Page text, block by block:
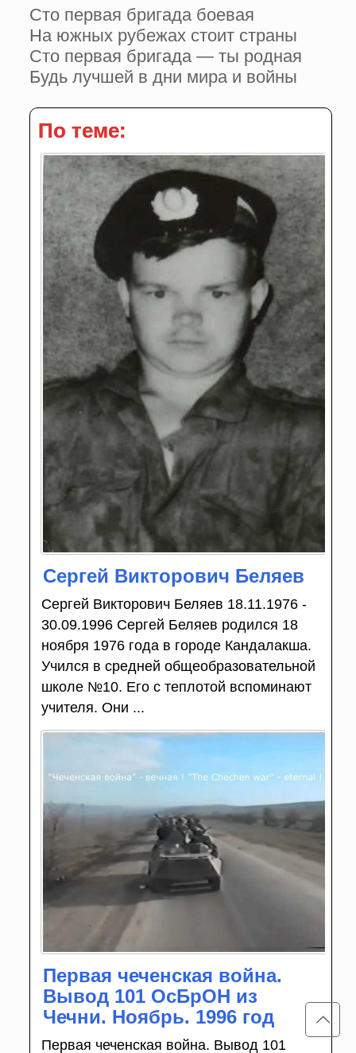
Сто первая бригада боевая
На южных рубежах стоит страны
Сто первая бригада — ты родная
Будь лучшей в дни мира и войны
По теме:
Сергей Викторович Беляев
Сергей Викторович Беляев 18.11.1976 -
30.09.1996 Сергей Беляев родился 18
ноября 1976 года в городе Кандалакша.
Учился в средней общеобразовательной
школе №10. Его с теплотой вспоминают
учителя. Они ...
Первая чеченская война.
Вывод 101 ОсБрОН из
Чечни. Ноябрь. 1996 год
Первая чеченская война. Вывод 101